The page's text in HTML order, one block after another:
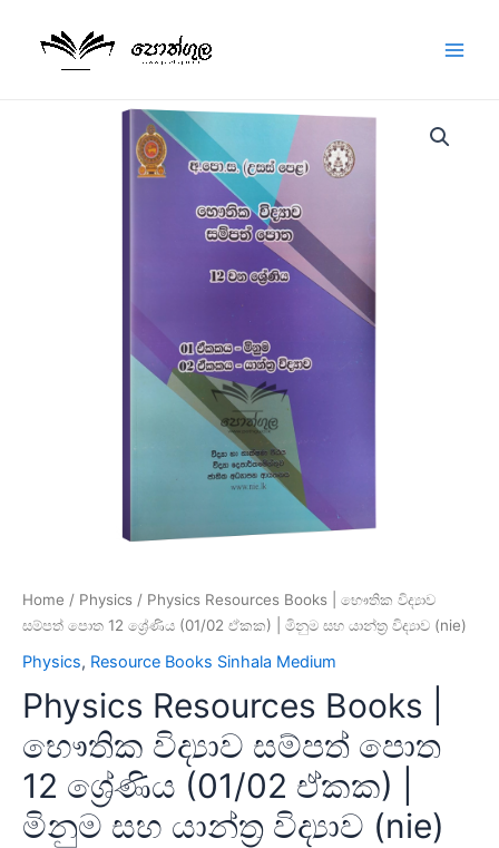
Home / Physics / Physics Resources Books | භෞතික විද්‍යාව
සම්පත් පොත 12 ශ්‍රේණිය (01/02 ඒකක) | මිනුම සහ යාන්ත්‍ර විද්‍යාව (nie)
Physics, Resource Books Sinhala Medium
Physics Resources Books |
භෞතික විද්‍යාව සම්පත් පොත
12 ශ්‍රේණිය (01/02 ඒකක) |
මිනුම සහ යාන්ත්‍ර විද්‍යාව (nie)